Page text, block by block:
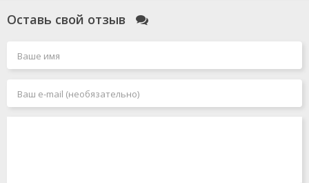
Голый пистолет
Миссия: невыполнима 7. Смертельная расплата. Часть
1
Человек-паук: Паутина вселенных
Акулы в Париже
Оставь свой отзыв